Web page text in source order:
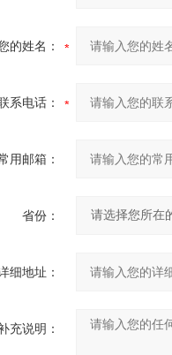
的姓名：
系电话：
用邮箱：
省份：
细地址：
充说明：